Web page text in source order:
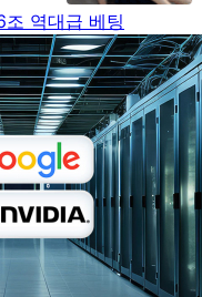
역대급 베팅